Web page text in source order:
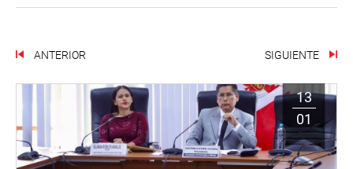
ANTERIOR SIGUIENTE
13
01